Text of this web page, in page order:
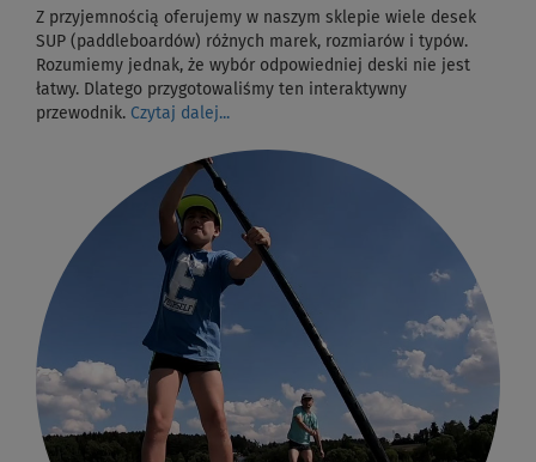
Z przyjemnością oferujemy w naszym sklepie wiele desek
SUP (paddleboardów) różnych marek, rozmiarów i typów.
Rozumiemy jednak, że wybór odpowiedniej deski nie jest
łatwy. Dlatego przygotowaliśmy ten interaktywny
przewodnik. Czytaj dalej...